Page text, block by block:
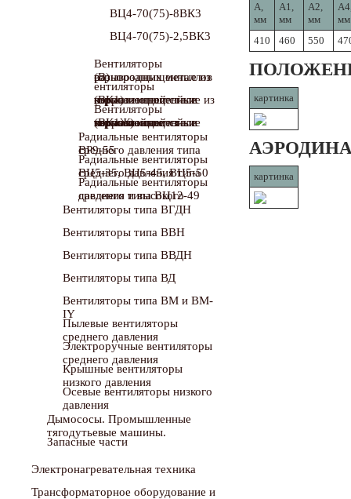
ВЦ4-70(75)-8ВК3
ВЦ4-70(75)-2,5ВК3
Вентиляторы
ентиляторы
Вентиляторы
Радиальные вентиляторы
Радиальные вентиляторы
Радиальные вентиляторы
Вентиляторы типа ВГДН
Вентиляторы типа ВВН
Вентиляторы типа ВВДН
Вентиляторы типа ВД
Вентиляторы типа ВМ и ВМ-
Пылевые вентиляторы
Электроручные вентиляторы
Крышные вентиляторы
Осевые вентиляторы низкого
Дымососы. Промышленные
Запасные части
Электронагревательная техника
Трансформаторное оборудование и
A,
мм
A1,
мм
A2,
мм
мм
410
460 550
картинка
картинка